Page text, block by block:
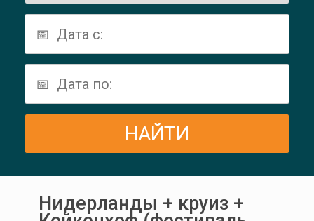
Нидерланды + круиз +